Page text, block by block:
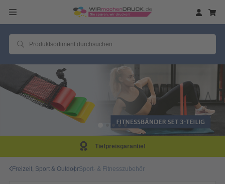
Tiefpreisgarantie!
Freizeit, Sport & OutdoorSport- & Fitnesszubehör